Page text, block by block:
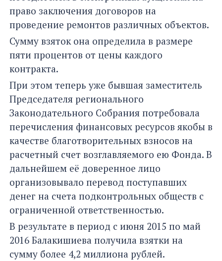
право заключения договоров на
проведение ремонтов различных объектов.
Сумму взяток она определила в размере
пяти процентов от цены каждого
контракта.
При этом теперь уже бывшая заместитель
Председателя регионального
Законодательного Собрания потребовала
перечисления финансовых ресурсов якобы в
качестве благотворительных взносов на
расчетный счет возглавляемого ею Фонда. В
дальнейшем её доверенное лицо
организовывало перевод поступавших
денег на счета подконтрольных обществ с
ограниченной ответственностью.
В результате в период с июня 2015 по май
2016 Балакишиева получила взятки на
сумму более 4,2 миллиона рублей.